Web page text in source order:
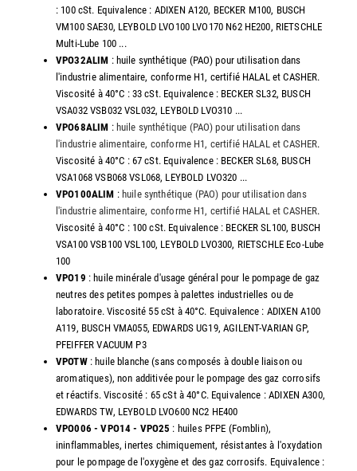
: 100 cSt. Equivalence : ADIXEN A120, BECKER M100, BUSCH
VM100 SAE30, LEYBOLD LVO100 LVO170 N62 HE200, RIETSCHLE
Multi-Lube 100 ...
VPO32ALIM : huile synthétique (PAO) pour utilisation dans
l'industrie alimentaire, conforme H1, certifié HALAL et CASHER.
Viscosité à 40°C : 33 cSt. Equivalence : BECKER SL32, BUSCH
VSA032 VSB032 VSL032, LEYBOLD LVO310 ...
VPO68ALIM : huile synthétique (PAO) pour utilisation dans
l'industrie alimentaire, conforme H1, certifié HALAL et CASHER.
Viscosité à 40°C : 67 cSt. Equivalence : BECKER SL68, BUSCH
VSA1068 VSB068 VSL068, LEYBOLD LVO320 ...
VPO100ALIM : huile synthétique (PAO) pour utilisation dans
l'industrie alimentaire, conforme H1, certifié HALAL et CASHER.
Viscosité à 40°C : 100 cSt. Equivalence : BECKER SL100, BUSCH
VSA100 VSB100 VSL100, LEYBOLD LVO300, RIETSCHLE Eco-Lube
100
VPO19 : huile minérale d'usage général pour le pompage de gaz
neutres des petites pompes à palettes industrielles ou de
laboratoire. Viscosité 55 cSt à 40°C. Equivalence : ADIXEN A100
A119, BUSCH VMA055, EDWARDS UG19, AGILENT-VARIAN GP,
PFEIFFER VACUUM P3
VPOTW: huile blanche (sans composés à double liaison ou
aromatiques), non additivée pour le pompage des gaz corrosifs
et réactifs. Viscosité : 65 cSt à 40°C. Equivalence : ADIXEN A300,
EDWARDS TW, LEYBOLD LVO600 NC2 HE400
VPO006 - VPO14 - VPO25 : huiles PFPE (Fomblin),
ininflammables, inertes chimiquement, résistantes à l'oxydation
pour le pompage de l'oxygène et des gaz corrosifs. Equivalence :